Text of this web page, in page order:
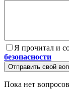
Я прочитал и
безопасности
Отправить свой
Пока нет